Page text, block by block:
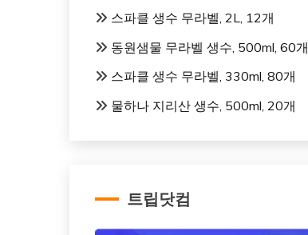
스파클 생수 무라벨, 2L, 12개
동원샘물 무라벨 생수, 500ml, 60개
스파클 생수 무라벨, 330ml, 80개
물하나 지리산 생수, 500ml, 20개
트립닷컴